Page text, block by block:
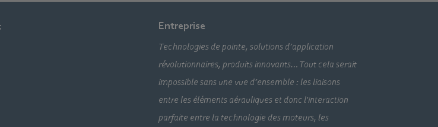
Entreprise
Technologies de pointe, solutions d’application
révolutionnaires, produits innovants… Tout cela serait
impossible sans une vue d’ensemble : les liaisons
entre les éléments aérauliques et donc l'interaction
parfaite entre la technologie des moteurs, les